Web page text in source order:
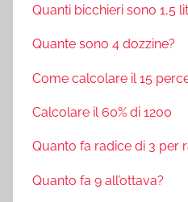
Quanti bicchieri sono 1,5
Quante sono 4 dozzine?
Come calcolare il 15
Calcolare il 60% di 1200
Quanto fa radice di 3 per
Quanto fa 9 all’ottava?